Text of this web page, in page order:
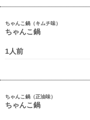
ちゃんこ鍋（キムチ味）
ちゃんこ鍋
1人前
ちゃんこ鍋（正油味）
ちゃんこ鍋